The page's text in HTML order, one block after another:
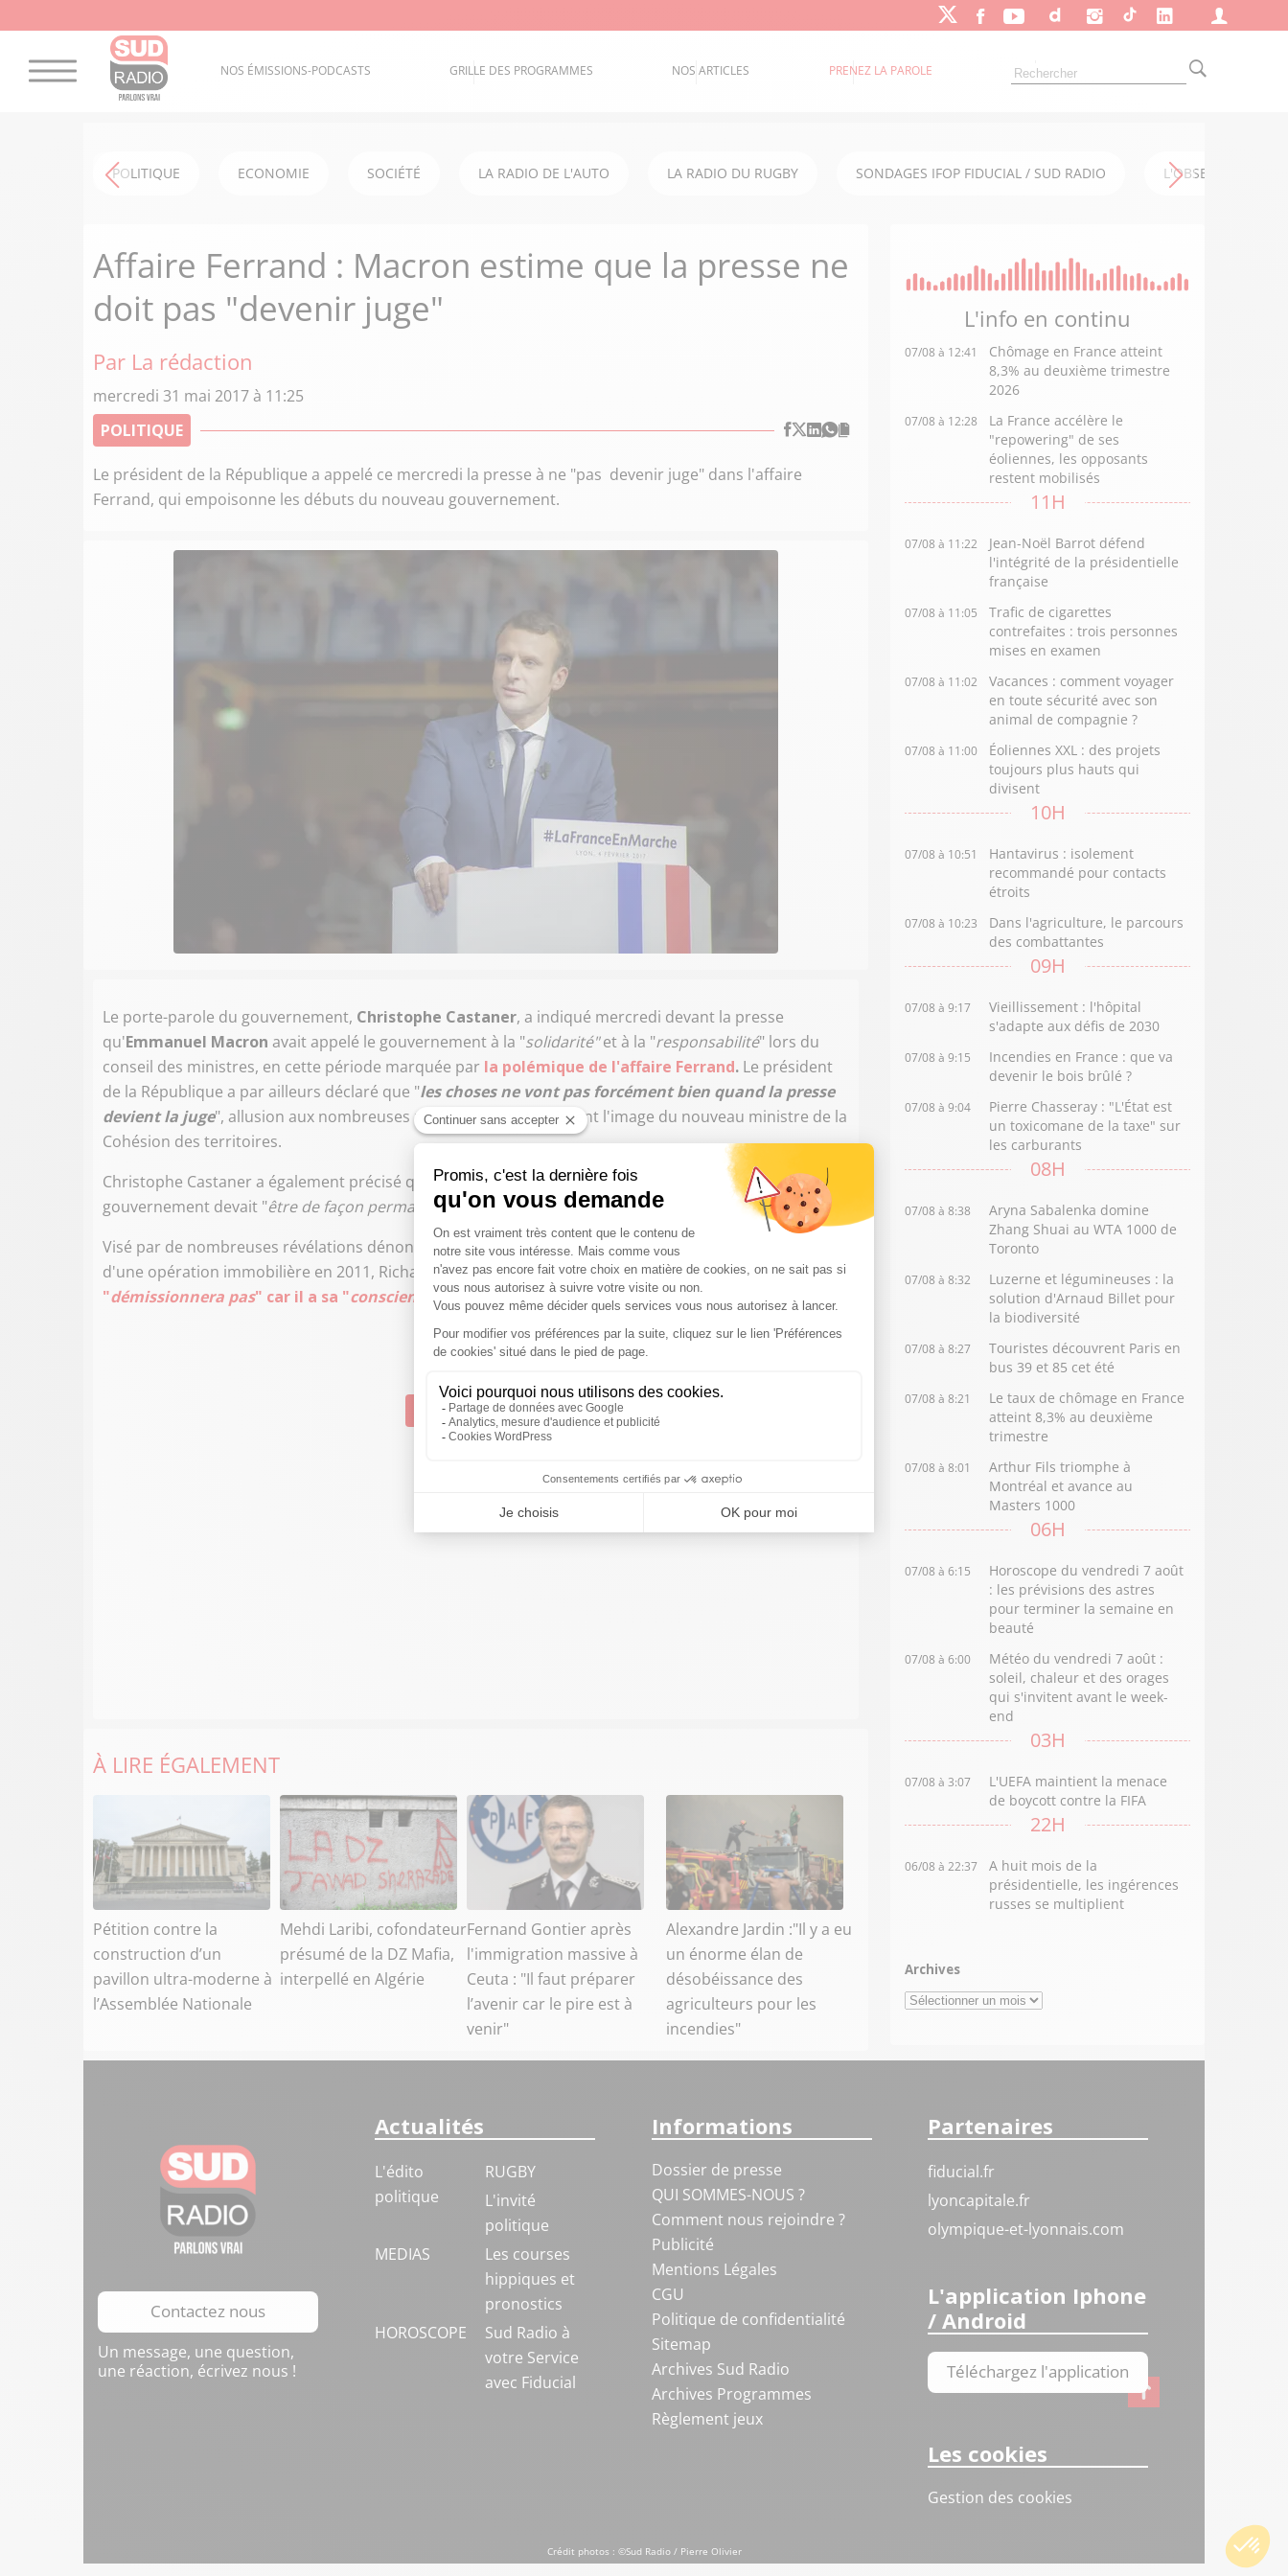
NOS ÉMISSIONS-PODCASTS GRILLE DES PROGRAMMES NOS ARTICLES PRENEZ LA PAROLE
POLITIQUE ECONOMIE SOCIÉTÉ LA RADIO DE L'AUTO LA RADIO DU RUGBY SONDAGES IFOP FIDUCIAL / SUD RADIO L'OBSERVATOIRE
Affaire Ferrand : Macron estime que la presse ne
doit pas "devenir juge"
Par La rédaction
mercredi 31 mai 2017 à 11:25
POLITIQUE
Le président de la République a appelé ce mercredi la presse à ne "pas devenir juge" dans l'affaire
Ferrand, qui empoisonne les débuts du nouveau gouvernement.
Le porte-parole du gouvernement, Christophe Castaner, a indiqué mercredi devant la presse
qu'Emmanuel Macron avait appelé le gouvernement à la "solidarité"et à la "responsabilité" lors du
conseil des ministres, en cette période marquée par la polémique de l'affaire Ferrand. Le président
de la République a par ailleurs déclaré que "les choses ne vont pas forcément bien quand la presse
devient la juge", allusion aux nombreuses révélations qui ternissent l'image du nouveau ministre de la
Cohésion des territoires.
Christophe Castaner a également précisé que le chef de l'État avait rappelé que l'objectif du
gouvernement devait "être de façon permanente celui de l'exemplarité dans (les) actions publiques".
Visé par de nombreuses révélations dénonçant un mélange des genres auquel il se serait livré lors
d'une opération immobilière en 2011, Richard Ferranda réaffirmé aujourd'hui qu'il ne
"démissionnera pas" car il a sa "conscience pour lui".
Suivre Sud Radio
À LIRE ÉGALEMENT
Pétition contre la
construction d’un
pavillon ultra-moderne à
l’Assemblée Nationale
Mehdi Laribi, cofondateur
présumé de la DZ Mafia,
interpellé en Algérie
Fernand Gontier après
l'immigration massive à
Ceuta : "Il faut préparer
l’avenir car le pire est à
venir"
Alexandre Jardin :"Il y a eu
un énorme élan de
désobéissance des
agriculteurs pour les
incendies"
L'info en continu
07/08 à 12:41
Chômage en France atteint
8,3% au deuxième trimestre
2026
07/08 à 12:28
La France accélère le
"repowering" de ses
éoliennes, les opposants
restent mobilisés
11H
07/08 à 11:22
Jean-Noël Barrot défend
l'intégrité de la présidentielle
française
07/08 à 11:05
Trafic de cigarettes
contrefaites : trois personnes
mises en examen
07/08 à 11:02
Vacances : comment voyager
en toute sécurité avec son
animal de compagnie ?
07/08 à 11:00
Éoliennes XXL : des projets
toujours plus hauts qui
divisent
10H
07/08 à 10:51
Hantavirus : isolement
recommandé pour contacts
étroits
07/08 à 10:23
Dans l'agriculture, le parcours
des combattantes
09H
07/08 à 9:17
Vieillissement : l'hôpital
s'adapte aux défis de 2030
07/08 à 9:15
Incendies en France : que va
devenir le bois brûlé ?
07/08 à 9:04
Pierre Chasseray : "L'État est
un toxicomane de la taxe" sur
les carburants
08H
07/08 à 8:38
Aryna Sabalenka domine
Zhang Shuai au WTA 1000 de
Toronto
07/08 à 8:32
Luzerne et légumineuses : la
solution d'Arnaud Billet pour
la biodiversité
07/08 à 8:27
Touristes découvrent Paris en
bus 39 et 85 cet été
07/08 à 8:21
Le taux de chômage en France
atteint 8,3% au deuxième
trimestre
07/08 à 8:01
Arthur Fils triomphe à
Montréal et avance au
Masters 1000
06H
07/08 à 6:15
Horoscope du vendredi 7 août
: les prévisions des astres
pour terminer la semaine en
beauté
07/08 à 6:00
Météo du vendredi 7 août :
soleil, chaleur et des orages
qui s'invitent avant le week-
end
03H
07/08 à 3:07
L'UEFA maintient la menace
de boycott contre la FIFA
22H
06/08 à 22:37
A huit mois de la
présidentielle, les ingérences
russes se multiplient
Archives
Archives
Contactez nous
Un message, une question,
une réaction, écrivez nous !
Actualités
L'édito
politique
RUGBY
L'invité
politique
MEDIAS
Les courses
hippiques et
pronostics
HOROSCOPE
Sud Radio à
votre Service
avec Fiducial
Informations
Dossier de presse
QUI SOMMES-NOUS ?
Comment nous rejoindre ?
Publicité
Mentions Légales
CGU
Politique de confidentialité
Sitemap
Archives Sud Radio
Archives Programmes
Règlement jeux
Partenaires
fiducial.fr
lyoncapitale.fr
olympique-et-lyonnais.com
L'application Iphone
/ Android
Téléchargez l'application
Les cookies
Gestion des cookies
Crédit photos : ©Sud Radio / Pierre Olivier